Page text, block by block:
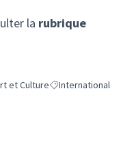
la rubrique
les résultats de la
et CultureFiltrer les
International